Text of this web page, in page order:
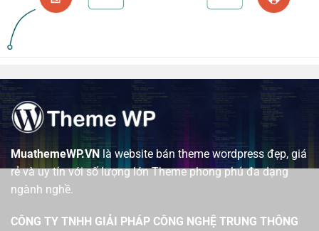
MuathemeWP.VNlà website bán theme wordpress đẹp, giá
rẻ và uy tín với số lượng lớn Theme phong phú đa dạng
ngành nghề.
CÔNG TY TNHH GIẢI PHÁP CÔNG NGHỆ TRUNG THÔNG